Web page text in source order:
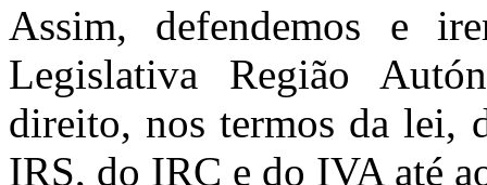
Assim, defendemos e
Legislativa Região
direito, nos termos da lei,
IRS, do IRC e do IVA até